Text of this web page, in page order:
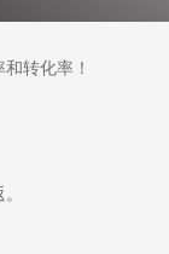
转化率！